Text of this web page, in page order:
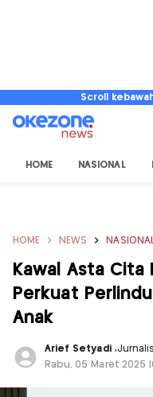
Scroll
HOME NASIONAL
HOME NEWS NASIONAL
Kawal Asta Cita
Perkuat
Anak
Arief Setyadi ,Jurnalis
Rabu, 05 Maret 2025